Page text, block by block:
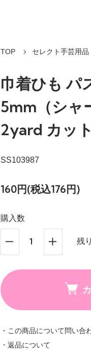
TOP セレクト手芸用品
巾着ひも パ
5mm（シャ
2yard カッ
SS103987
160円(税込176円)
購入数
残
・この商品について問い合
・返品について